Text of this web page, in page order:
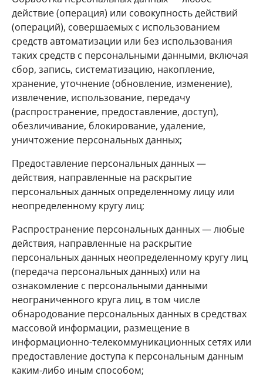
действие (операция) или совокупность действий
(операций), совершаемых с использованием
средств автоматизации или без использования
таких средств с персональными данными, включая
сбор, запись, систематизацию, накопление,
хранение, уточнение (обновление, изменение),
извлечение, использование, передачу
(распространение, предоставление, доступ),
обезличивание, блокирование, удаление,
уничтожение персональных данных;
Предоставление персональных данных —
действия, направленные на раскрытие
персональных данных определенному лицу или
неопределенному кругу лиц;
Распространение персональных данных — любые
действия, направленные на раскрытие
персональных данных неопределенному кругу лиц
(передача персональных данных) или на
ознакомление с персональными данными
неограниченного круга лиц, в том числе
обнародование персональных данных в средствах
массовой информации, размещение в
информационно-телекоммуникационных сетях или
предоставление доступа к персональным данным
каким-либо иным способом;